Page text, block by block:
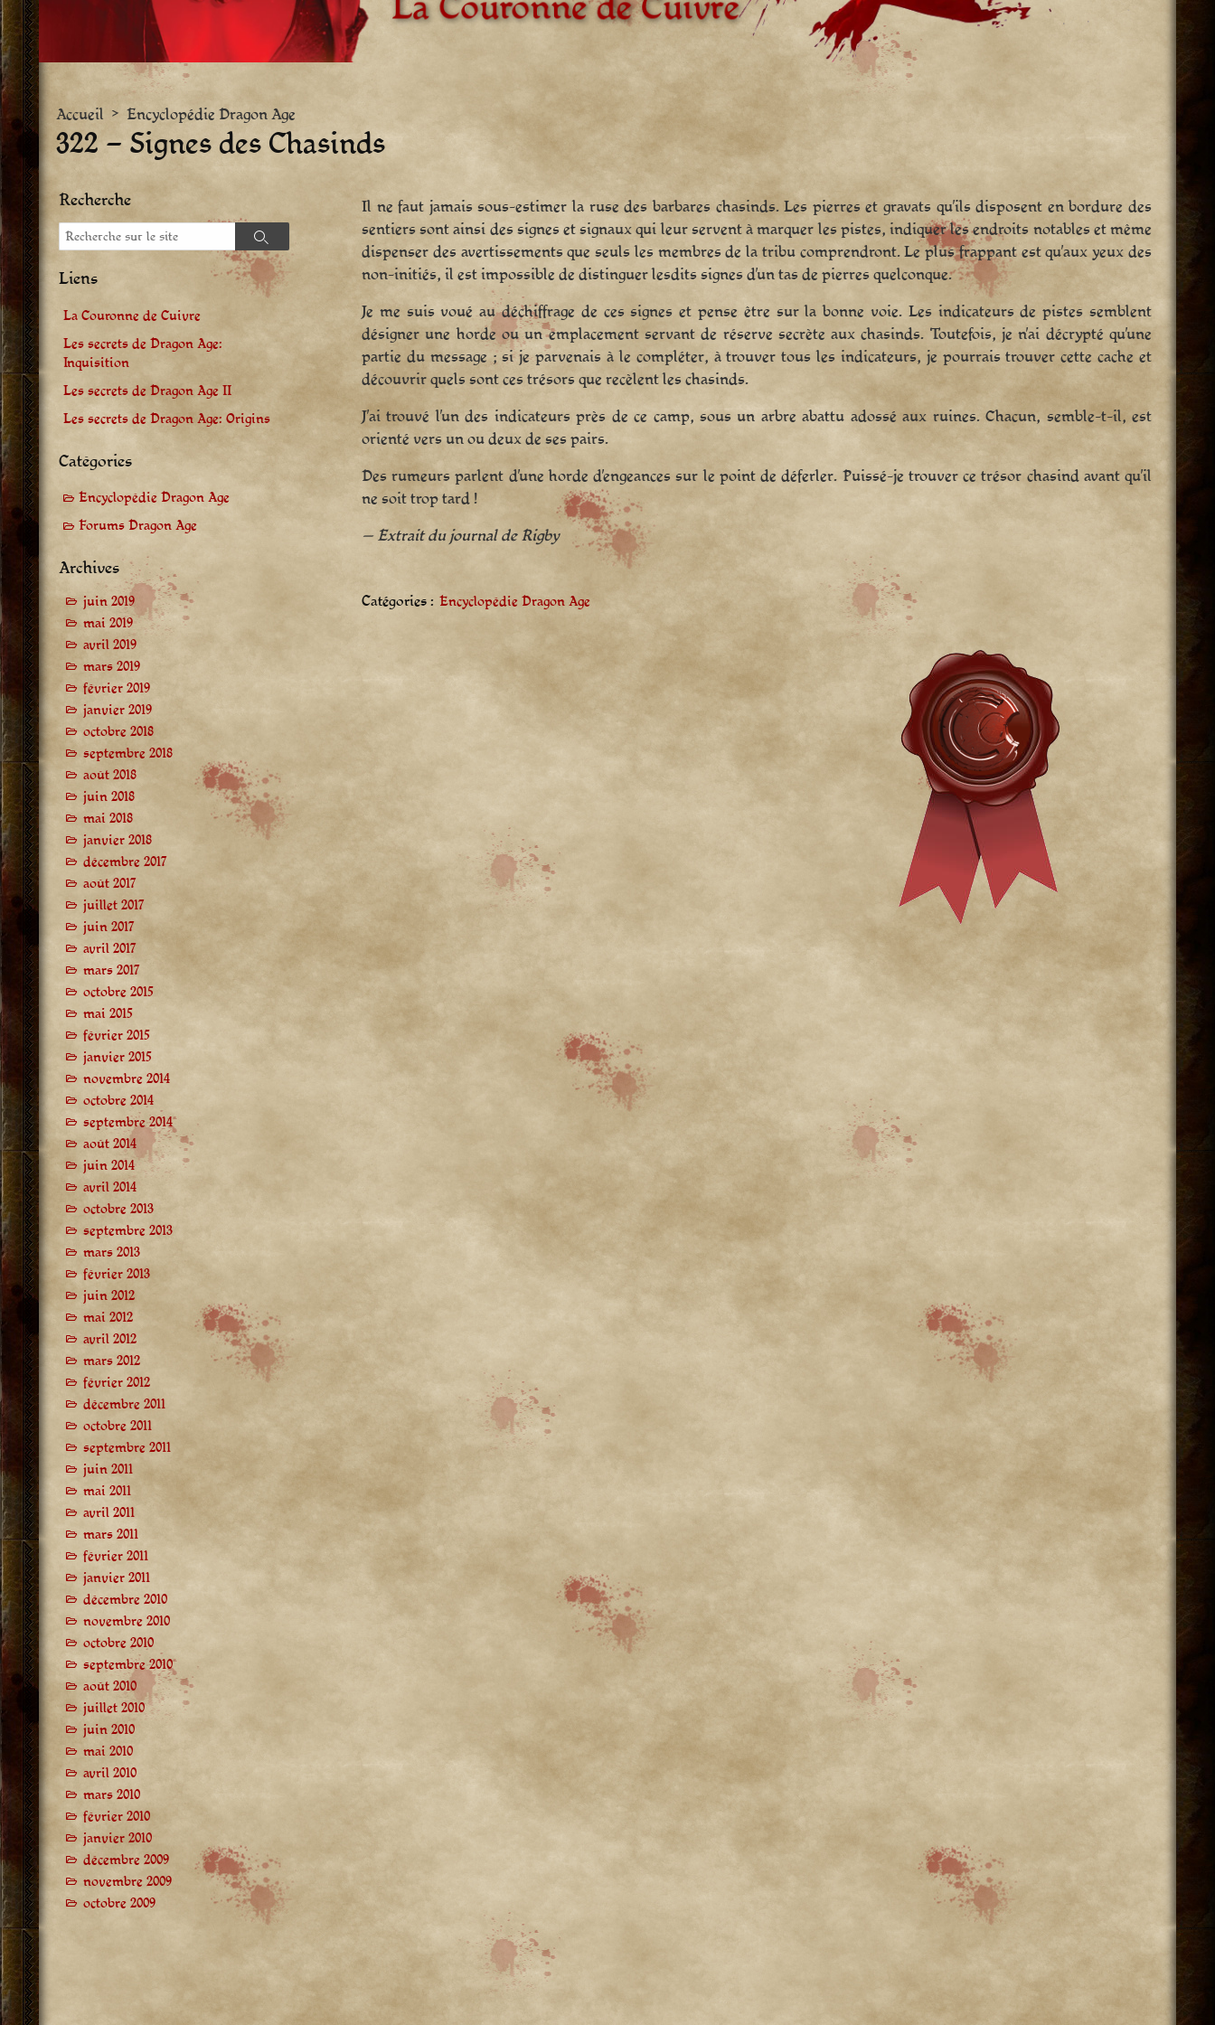
Accueil >Encyclopédie Dragon Age
322 – Signes des Chasinds
Il ne faut jamais sous-estimer la ruse des barbares chasinds. Les pierres et gravats qu’ils disposent en bordure des
sentiers sont ainsi des signes et signaux qui leur servent à marquer les pistes, indiquer les endroits notables et même
dispenser des avertissements que seuls les membres de la tribu comprendront. Le plus frappant est qu’aux yeux des
non-initiés, il est impossible de distinguer lesdits signes d’un tas de pierres quelconque.
Je me suis voué au déchiffrage de ces signes et pense être sur la bonne voie. Les indicateurs de pistes semblent
désigner une horde ou un emplacement servant de réserve secrète aux chasinds. Toutefois, je n’ai décrypté qu’une
partie du message ; si je parvenais à le compléter, à trouver tous les indicateurs, je pourrais trouver cette cache et
découvrir quels sont ces trésors que recèlent les chasinds.
J’ai trouvé l’un des indicateurs près de ce camp, sous un arbre abattu adossé aux ruines. Chacun, semble-t-il, est
orienté vers un ou deux de ses pairs.
Des rumeurs parlent d’une horde d’engeances sur le point de déferler. Puissé-je trouver ce trésor chasind avant qu’il
ne soit trop tard !
— Extrait du journal de Rigby
Catégories : Encyclopédie Dragon Age
Recherche
Recherche
Recherche
Liens
La Couronne de Cuivre
Les secrets de Dragon Age:
Inquisition
Les secrets de Dragon Age II
Les secrets de Dragon Age: Origins
Catégories
Encyclopédie Dragon Age
Forums Dragon Age
Archives
juin 2019
mai 2019
avril 2019
mars 2019
février 2019
janvier 2019
octobre 2018
septembre 2018
août 2018
juin 2018
mai 2018
janvier 2018
décembre 2017
août 2017
juillet 2017
juin 2017
avril 2017
mars 2017
octobre 2015
mai 2015
février 2015
janvier 2015
novembre 2014
octobre 2014
septembre 2014
août 2014
juin 2014
avril 2014
octobre 2013
septembre 2013
mars 2013
février 2013
juin 2012
mai 2012
avril 2012
mars 2012
février 2012
décembre 2011
octobre 2011
septembre 2011
juin 2011
mai 2011
avril 2011
mars 2011
février 2011
janvier 2011
décembre 2010
novembre 2010
octobre 2010
septembre 2010
août 2010
juillet 2010
juin 2010
mai 2010
avril 2010
mars 2010
février 2010
janvier 2010
décembre 2009
novembre 2009
octobre 2009